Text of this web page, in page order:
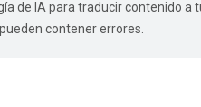
de IA para traducir contenido a
contener errores.